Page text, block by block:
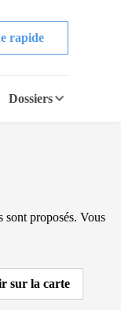
rapide
Dossiers
sont proposés. Vous
sur la carte